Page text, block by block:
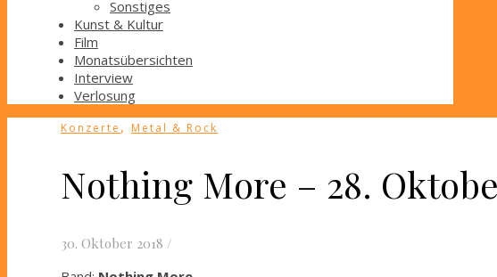
Sonstiges
Kunst & Kultur
Film
Monatsübersichten
Interview
Verlosung
Konzerte , Metal & Rock
Nothing More – 28.
30. Oktober 2018 /